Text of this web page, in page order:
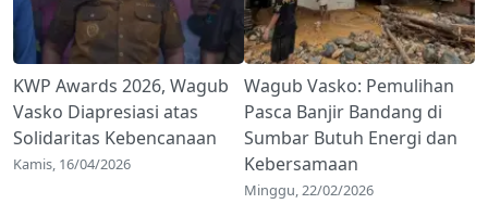
KWP Awards 2026, Wagub
Vasko Diapresiasi atas
Solidaritas Kebencanaan
Kamis, 16/04/2026
Wagub Vasko: Pemulihan
Pasca Banjir Bandang di
Sumbar Butuh Energi dan
Kebersamaan
Minggu, 22/02/2026